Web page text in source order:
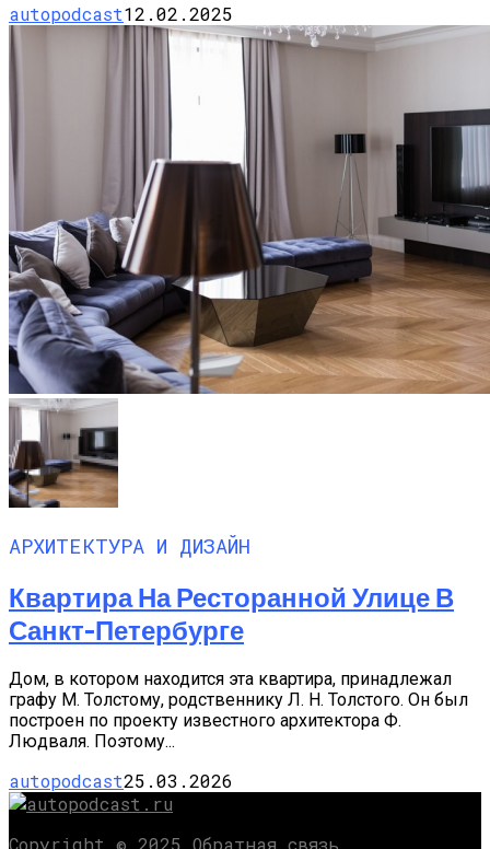
autopodcast12.02.2025
АРХИТЕКТУРА И ДИЗАЙН
Квартира На Ресторанной Улице В
Санкт-Петербурге
Дом, в котором находится эта квартира, принадлежал
графу М. Толстому, родственнику Л. Н. Толстого. Он был
построен по проекту известного архитектора Ф.
Людваля. Поэтому...
autopodcast25.03.2026
Copyright © 2025 Обратная связь